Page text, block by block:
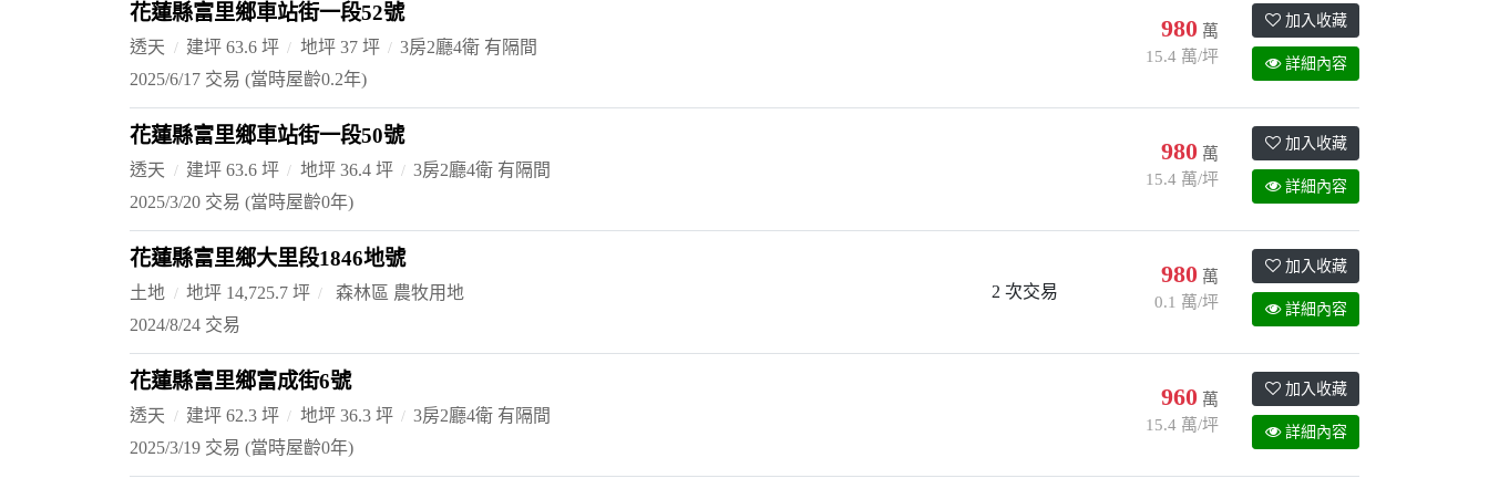
花蓮縣富里鄉車站街一段52號
透天 建坪 63.6 坪 地坪 37 坪
3房2廳4衛 有隔間
2025/6/17 交易 (當時屋齡0.2年)
980 萬
15.4 萬/坪
加入收藏
詳細內容
花蓮縣富里鄉車站街一段50號
透天 建坪 63.6 坪 地坪 36.4 坪
3房2廳4衛 有隔間
2025/3/20 交易 (當時屋齡0年)
980 萬
15.4 萬/坪
加入收藏
詳細內容
花蓮縣富里鄉大里段1846地號
土地 地坪 14,725.7 坪
森林區 農牧用地
2024/8/24 交易
2 次交易
980 萬
0.1 萬/坪
加入收藏
詳細內容
花蓮縣富里鄉富成街6號
透天 建坪 62.3 坪 地坪 36.3 坪
3房2廳4衛 有隔間
2025/3/19 交易 (當時屋齡0年)
960 萬
15.4 萬/坪
加入收藏
詳細內容